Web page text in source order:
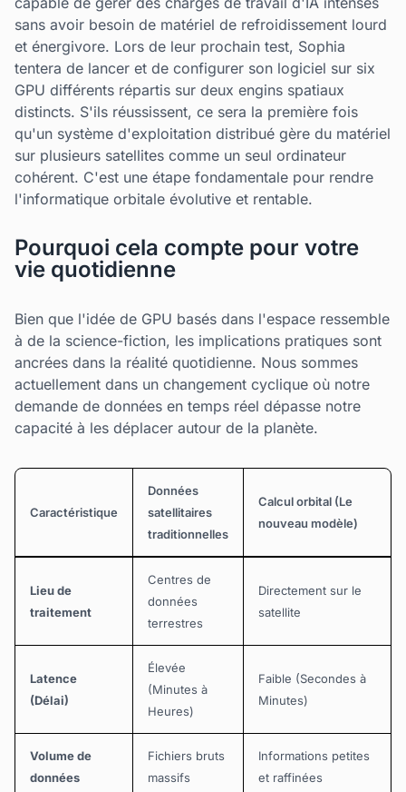
sans avoir besoin de matériel de refroidissement lourd
et énergivore. Lors de leur prochain test, Sophia
tentera de lancer et de configurer son logiciel sur six
GPU différents répartis sur deux engins spatiaux
distincts. S'ils réussissent, ce sera la première fois
qu'un système d'exploitation distribué gère du matériel
sur plusieurs satellites comme un seul ordinateur
cohérent. C'est une étape fondamentale pour rendre
l'informatique orbitale évolutive et rentable.
Pourquoi cela compte pour votre
vie quotidienne
Bien que l'idée de GPU basés dans l'espace ressemble
à de la science-fiction, les implications pratiques sont
ancrées dans la réalité quotidienne. Nous sommes
actuellement dans un changement cyclique où notre
demande de données en temps réel dépasse notre
capacité à les déplacer autour de la planète.
Caractéristique
Données
satellitaires
traditionnelles
Calcul orbital (Le
nouveau modèle)
Lieu de
traitement
Centres de
données
terrestres
Directement sur le
satellite
Latence
(Délai)
Élevée
(Minutes à
Heures)
Faible (Secondes à
Minutes)
Volume de
données
Fichiers bruts
massifs
Informations petites
et raffinées